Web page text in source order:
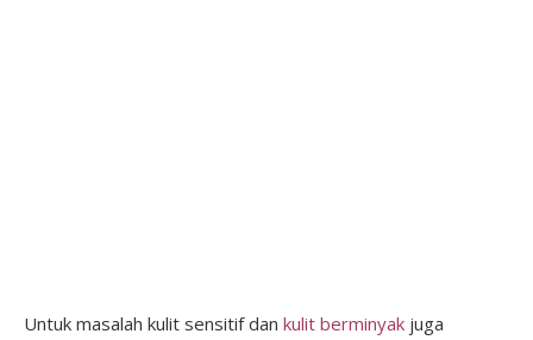
Untuk masalah kulit sensitif dan kulit berminyak juga